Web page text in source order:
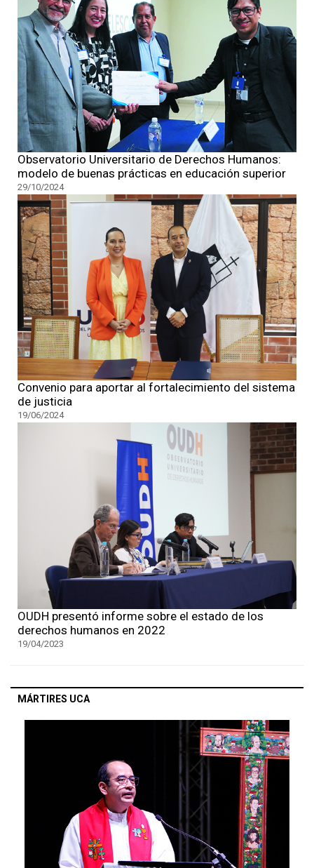
Observatorio Universitario de Derechos Humanos:
modelo de buenas prácticas en educación superior
29/10/2024
Convenio para aportar al fortalecimiento del sistema
de justicia
19/06/2024
OUDH presentó informe sobre el estado de los
derechos humanos en 2022
19/04/2023
MÁRTIRES UCA